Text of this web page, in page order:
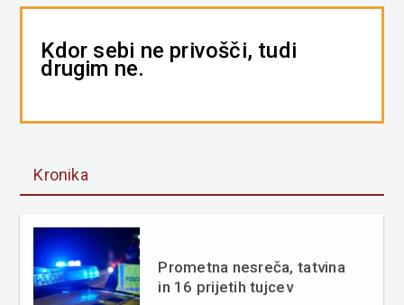
Kdor sebi ne privošči, tudi
drugim ne.
Kronika
Prometna nesreča, tatvina
in 16 prijetih tujcev